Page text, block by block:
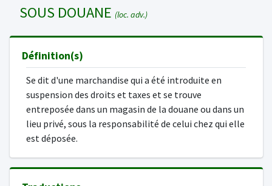
SOUS DOUANE (loc. adv.)
Définition(s)
Se dit d'une marchandise qui a été introduite en
suspension des droits et taxes et se trouve
entreposée dans un magasin de la douane ou dans un
lieu privé, sous la responsabilité de celui chez qui elle
est déposée.